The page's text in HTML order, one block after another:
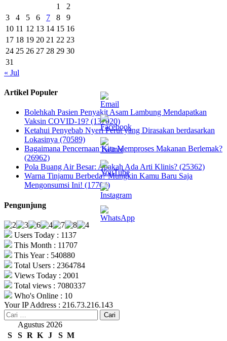
1
2
3
4 5 6 7 8
9
10 11 12 13 14 15 16
17 18 19 20 21 22 23
24 25 26 27 28 29 30
31
« Jul
Artikel Populer
Bolehkah Pasien Penyakit Asam Lambung Mendapatkan
Vaksin COVID-19? (137020)
Ketahui Penyebab Nyeri Perut yang Dirasakan berdasarkan
Lokasinya (70589)
Bagaimana Pencernaan Kita Memproses Makanan Berlemak?
(26962)
Pola Buang Air Besar: Apakah Ada Arti Klinis? (25362)
Warna Tinjamu Berbeda? Mungkin Kamu Baru Saja
Mengonsumsi Ini! (17704)
Pengunjung
Users Today : 1137
This Month : 11707
This Year : 540880
Total Users : 2364784
Views Today : 2001
Total views : 7080337
Who's Online : 10
Your IP Address : 216.73.216.143
Cari
untuk:Agustus 2026
S
S R K J S M